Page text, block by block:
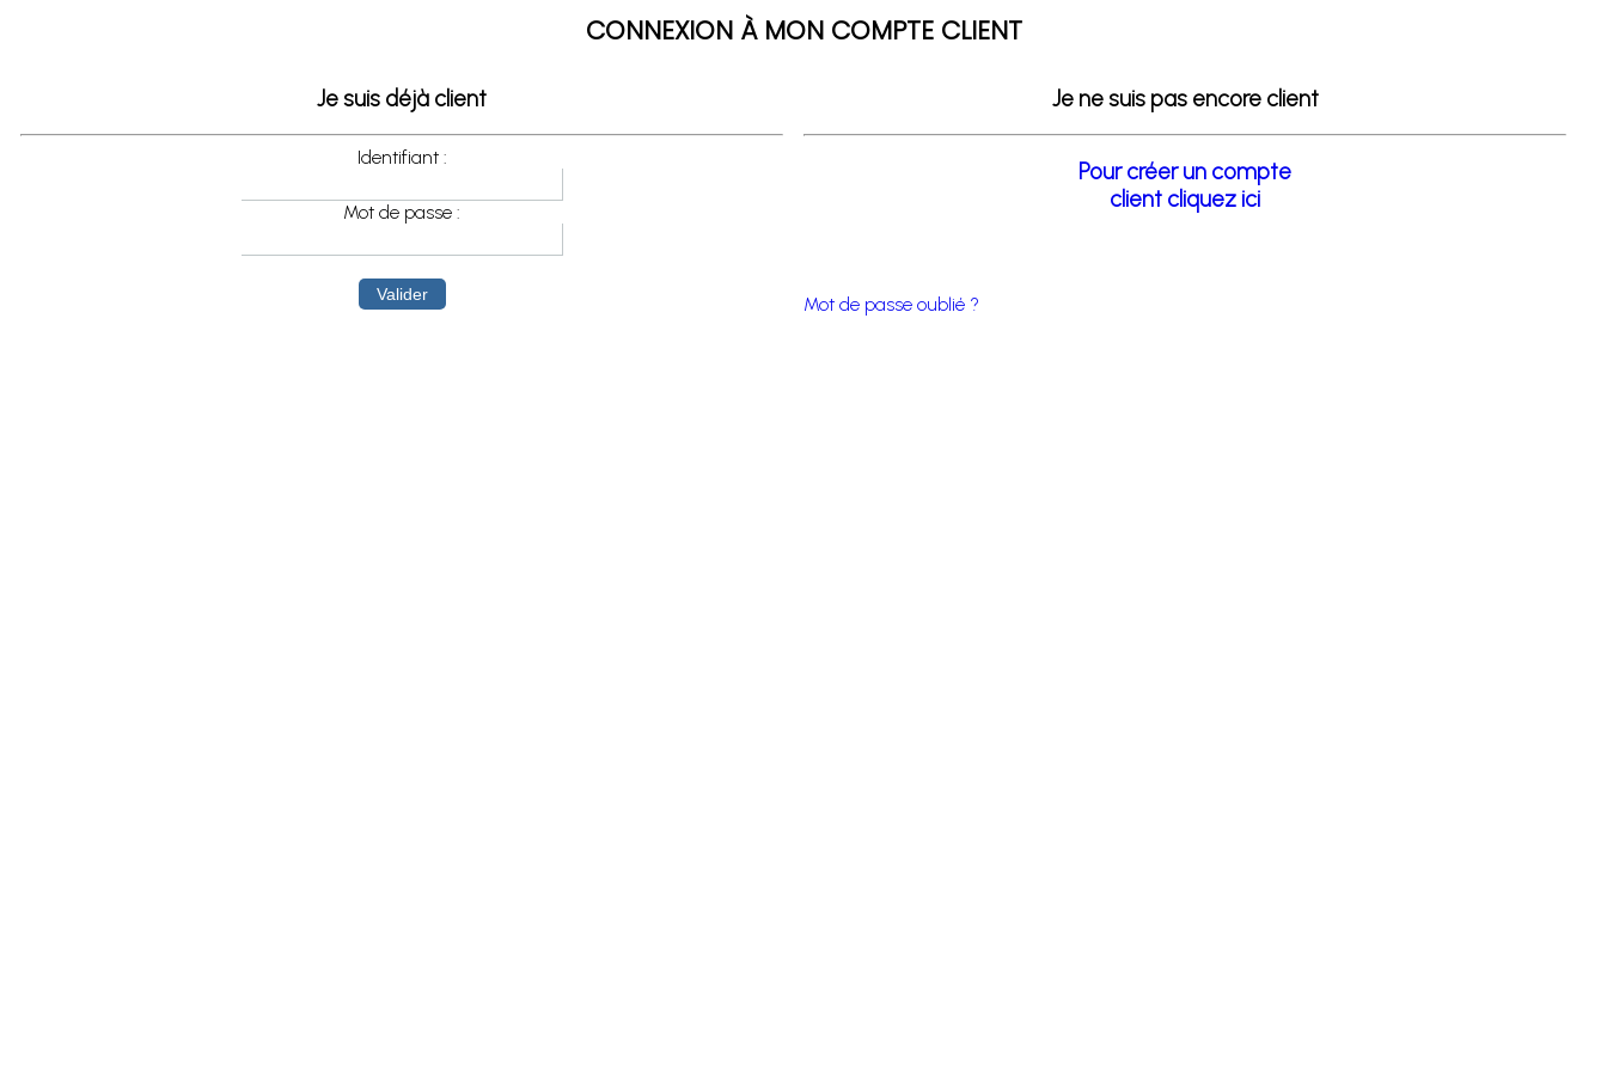
CONNEXION À MON COMPTE CLIENT
Je suis déjà client
Identifiant :
Mot de passe :
Je ne suis pas encore client
Pour créer un compte
client cliquez ici
Mot de passe oublié ?